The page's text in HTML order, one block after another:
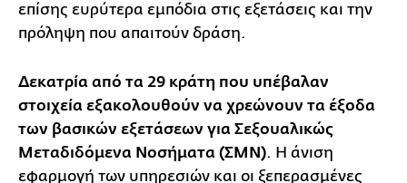
επίσης ευρύτερα εμπόδια στις εξετάσεις και την
πρόληψη που απαιτούν δράση.
Δεκατρία από τα 29 κράτη που υπέβαλαν
στοιχεία εξακολουθούν να χρεώνουν τα έξοδα
των βασικών εξετάσεων για Σεξουαλικώς
Μεταδιδόμενα Νοσήματα (ΣΜΝ). Η άνιση
εφαρμογή των υπηρεσιών και οι ξεπερασμένες